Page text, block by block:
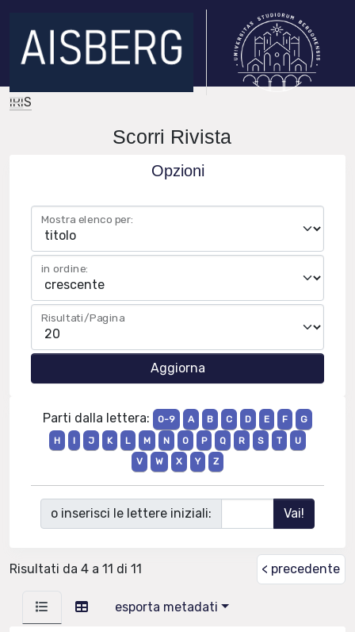
IRIS
Scorri Rivista
Opzioni
Mostra elenco per:
in ordine:
Risultati/Pagina
Parti dalla lettera: 0-9 A B C D E F
G
H
I J K L M N O P Q R S T
U
V
W X Y Z
o inserisci le lettere iniziali:
Risultati da 4 a 11 di 11 < precedente
esporta metadati